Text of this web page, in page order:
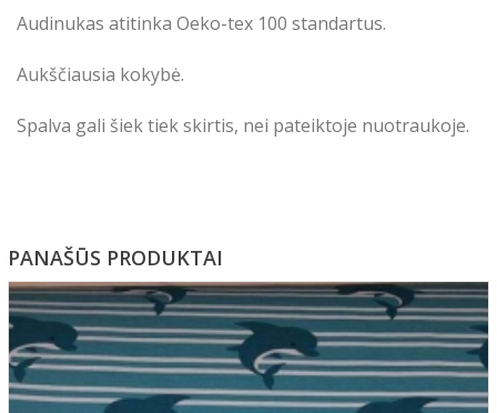
Audinukas atitinka Oeko-tex 100 standartus.
Aukščiausia kokybė.
Spalva gali šiek tiek skirtis, nei pateiktoje nuotraukoje.
PANAŠŪS PRODUKTAI